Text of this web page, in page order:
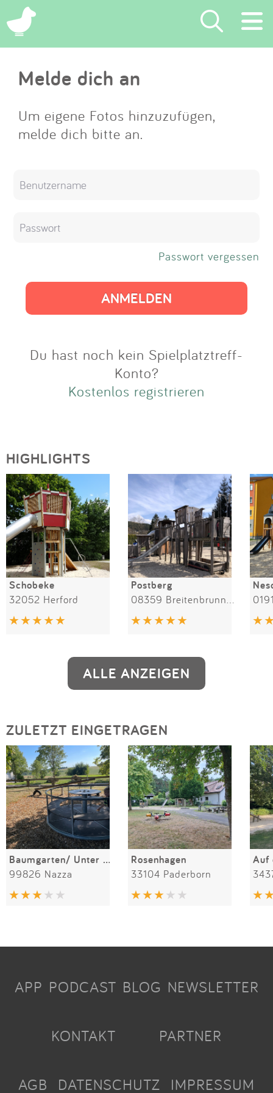
×
Suchen
Eintragen
App
Melde dich an
Um eigene Fotos hinzuzufügen,
melde dich bitte an.
Passwort vergessen
Du hast noch kein Spielplatztreff-
Konto?
Kostenlos registrieren
HIGHLIGHTS
Schobeke
32052 Herford
Postberg
ALLE ANZEIGEN
ZULETZT EINGETRAGEN
Baumgarten/ Unter den Linden
99826 Nazza
Rosenhagen
33104 Paderborn
Auf
APP PODCAST BLOG NEWSLETTER
KONTAKT PARTNER
AGB DATENSCHUTZ IMPRESSUM